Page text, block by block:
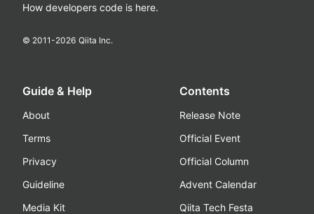
How developers code is here.
© 2011-2026 Qiita Inc.
Guide & Help
About
Terms
Privacy
Guideline
Media Kit
Contents
Release Note
Official Event
Official Column
Advent Calendar
Qiita Tech Festa